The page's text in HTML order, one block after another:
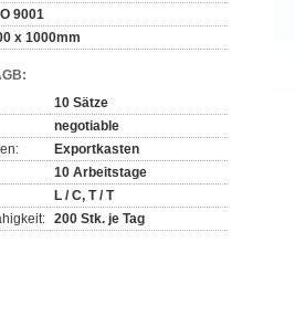
9001
x 1000mm
10 Sätze
negotiable
Exportkasten
10 Arbeitstage
L / C, T / T
200 Stk. je Tag